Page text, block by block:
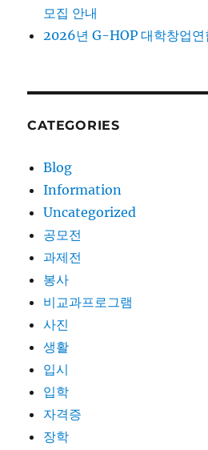
모집 안내
2026년 G-HOP 대학창업연
CATEGORIES
Blog
Information
Uncategorized
공모전
과제전
봉사
비교과프로그램
사진
생활
입시
입학
자격증
장학